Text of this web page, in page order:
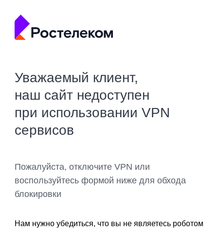
Уважаемый клиент,
наш сайт недоступен
при использовании VPN
сервисов
Пожалуйста, отключите VPN или
воспользуйтесь формой ниже для обхода
блокировки
Нам нужно убедиться, что вы не являетесь роботом